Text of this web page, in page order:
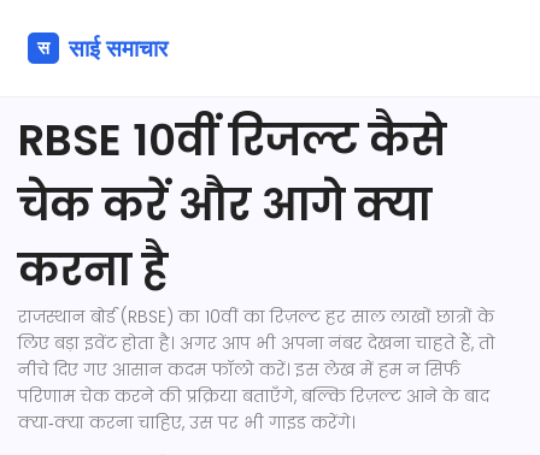
RBSE 10वीं रिजल्ट कैसे
चेक करें और आगे क्या
करना है
राजस्थान बोर्ड (RBSE) का 10वीं का रिज़ल्ट हर साल लाखों छात्रों के
लिए बड़ा इवेंट होता है। अगर आप भी अपना नंबर देखना चाहते हैं, तो
नीचे दिए गए आसान कदम फॉलो करें। इस लेख में हम न सिर्फ
परिणाम चेक करने की प्रक्रिया बताएँगे, बल्कि रिज़ल्ट आने के बाद
क्या‑क्या करना चाहिए, उस पर भी गाइड करेंगे।